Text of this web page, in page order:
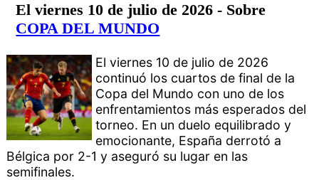
El viernes 10 de julio de 2026 - Sobre
COPA DEL MUNDO
El viernes 10 de julio de 2026
continuó los cuartos de final de la
Copa del Mundo con uno de los
enfrentamientos más esperados del
torneo. En un duelo equilibrado y
emocionante, España derrotó a
Bélgica por 2-1 y aseguró su lugar en las
semifinales.